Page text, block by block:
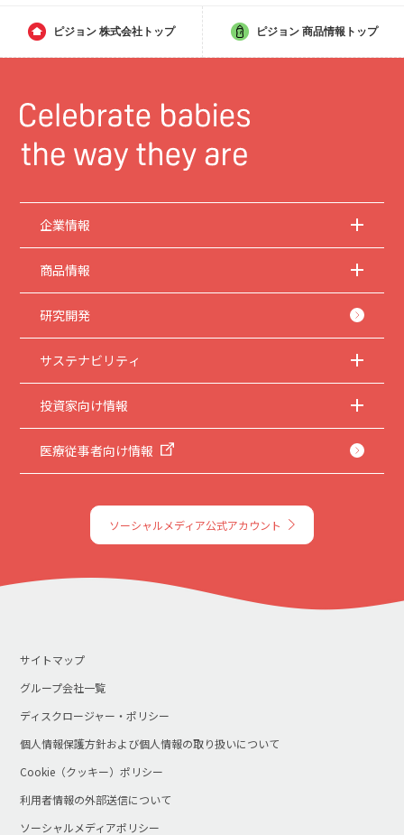
ピジョン 株式会社トップ ピジョン 商品情報トップ
企業情報
商品情報
研究開発
サステナビリティ
投資家向け情報
医療従事者向け情報
ソーシャルメディア公式アカウント
サイトマップ
グループ会社一覧
ディスクロージャー・ポリシー
個人情報保護方針および個人情報の取り扱いについて
Cookie（クッキー）ポリシー
利用者情報の外部送信について
ソーシャルメディアポリシー